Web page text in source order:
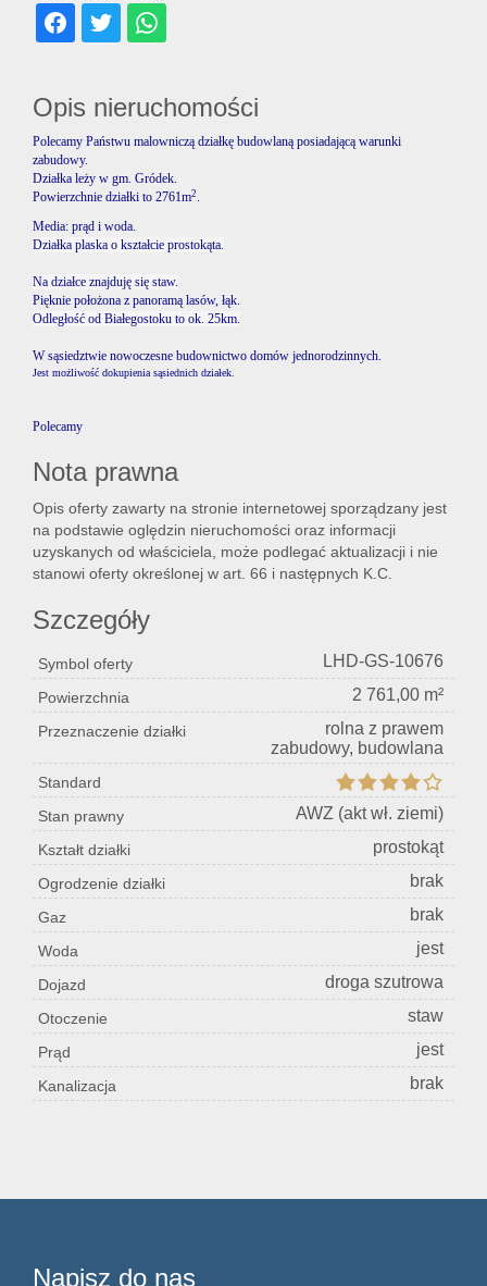
Opis nieruchomości
Polecamy Państwu malowniczą działkę budowlaną posiadającą warunki
zabudowy.
Działka leży w gm. Gródek.
Powierzchnie działki to 2761m2 .
Media: prąd i woda.
Działka plaska o kształcie prostokąta.
Na działce znajduję się staw.
Pięknie położona z panoramą lasów, łąk.
Odległość od Białegostoku to ok. 25km.
W sąsiedztwie nowoczesne budownictwo domów jednorodzinnych.
Jest możliwość dokupienia sąsiednich działek.
Polecamy
Nota prawna
Opis oferty zawarty na stronie internetowej sporządzany jest
na podstawie oględzin nieruchomości oraz informacji
uzyskanych od właściciela, może podlegać aktualizacji i nie
stanowi oferty określonej w art. 66 i następnych K.C.
Szczegóły
Symbol oferty LHD-GS-10676
Powierzchnia 2 761,00 m²
Przeznaczenie działki
rolna z prawem
zabudowy, budowlana
Standard
Stan prawny
AWZ (akt wł. ziemi)
Kształt działki prostokąt
Ogrodzenie działki brak
Gaz brak
Woda jest
Dojazd droga szutrowa
Otoczenie staw
Prąd jest
Kanalizacja brak
Napisz do nas